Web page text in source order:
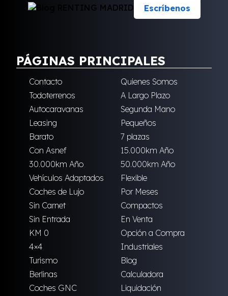
Escríbenos
PÁGINAS PRINCIPALES
Contacto
Quienes Somos
Todoterrenos
A Largo Plazo
Autocaravanas
Segunda Mano
Leasing
Pequeños
Barato
7 plazas
Con Asnef
15.000km Año
30.000km Año
50.000km Año
Vehículos Adaptados
Flexible
Coches de Lujo
Por Meses
Sin Carnet
Compactos
Sin Entrada
En Venta
KM 0
Opción a Compra
4×4
Industriales
Turismo
Blog
Berlinas
Calculadora
Coches GNC
Liquidación